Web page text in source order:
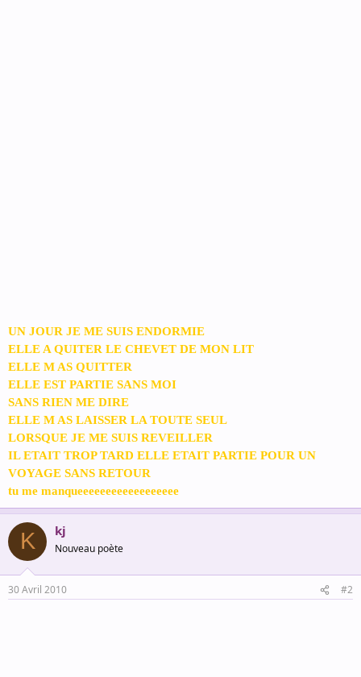
UN JOUR JE ME SUIS ENDORMIE
ELLE A QUITER LE CHEVET DE MON LIT
ELLE M AS QUITTER
ELLE EST PARTIE SANS MOI
SANS RIEN ME DIRE
ELLE M AS LAISSER LA TOUTE SEUL
LORSQUE JE ME SUIS REVEILLER
IL ETAIT TROP TARD ELLE ETAIT PARTIE POUR UN
VOYAGE SANS RETOUR
tu me manqueeeeeeeeeeeeeeeeee
K kj
Nouveau poète
30 Avril 2010 #2